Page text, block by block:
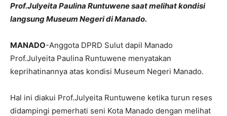
Prof.Julyeita Paulina Runtuwene saat melihat kondisi
langsung Museum Negeri di Manado.
MANADO-Anggota DPRD Sulut dapil Manado
Prof.Julyeita Paulina Runtuwene menyatakan
keprihatinannya atas kondisi Museum Negeri Manado.
Hal ini diakui Prof.Julyeita Runtuwene ketika turun reses
didampingi pemerhati seni Kota Manado dengan melihat